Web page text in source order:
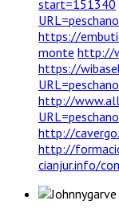
start=151340
https://
monte http://
https://
http://
http://
http://
cianjur.info/